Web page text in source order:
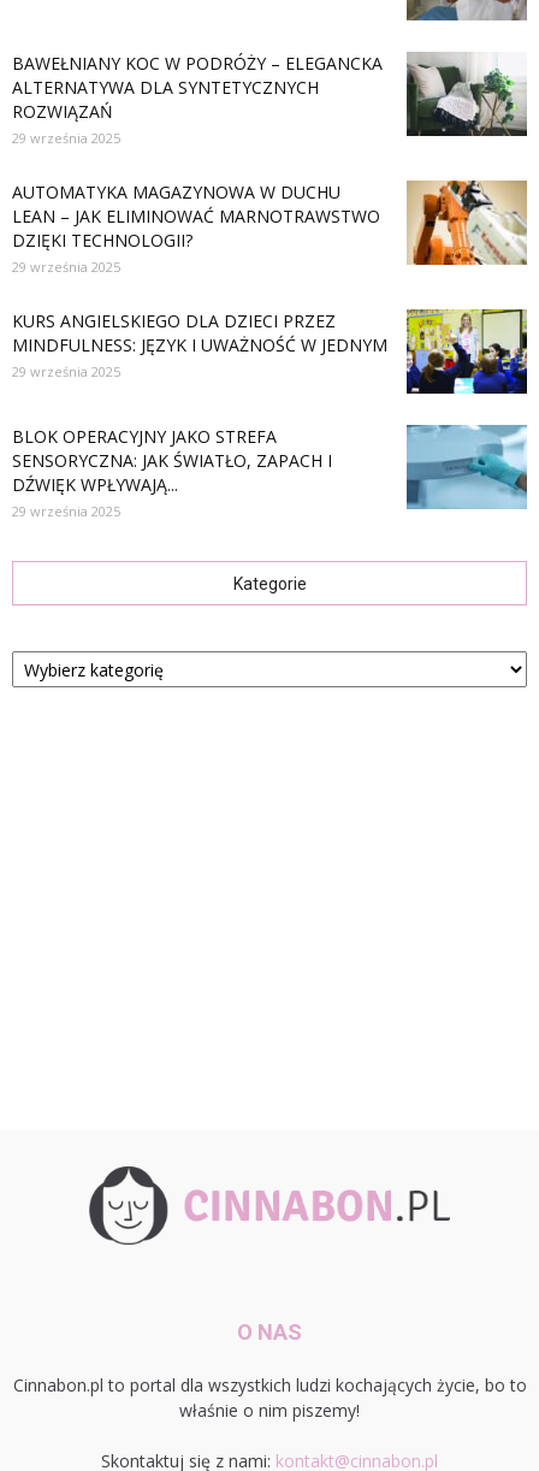
BAWEŁNIANY KOC W PODRÓŻY – ELEGANCKA
ALTERNATYWA DLA SYNTETYCZNYCH
ROZWIĄZAŃ
29 września 2025
AUTOMATYKA MAGAZYNOWA W DUCHU
LEAN – JAK ELIMINOWAĆ MARNOTRAWSTWO
DZIĘKI TECHNOLOGII?
29 września 2025
KURS ANGIELSKIEGO DLA DZIECI PRZEZ
MINDFULNESS: JĘZYK I UWAŻNOŚĆ W JEDNYM
29 września 2025
BLOK OPERACYJNY JAKO STREFA
SENSORYCZNA: JAK ŚWIATŁO, ZAPACH I
DŹWIĘK WPŁYWAJĄ...
29 września 2025
Kategorie
Kategorie
O NAS
Cinnabon.pl to portal dla wszystkich ludzi kochających życie, bo to
właśnie o nim piszemy!
Skontaktuj się z nami: kontakt@cinnabon.pl